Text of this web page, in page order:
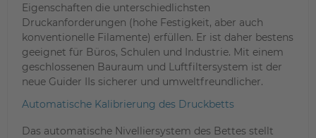
Eigenschaften die unterschiedlichsten
Druckanforderungen (hohe Festigkeit, aber auch
konventionelle Filamente) erfüllen. Er ist daher bestens
geeignet für Büros, Schulen und Industrie. Mit einem
geschlossenen Bauraum und Luftfiltersystem ist der
neue Guider IIs sicherer und umweltfreundlicher.
Automatische Kalibrierung des Druckbetts
Das automatische Nivelliersystem des Bettes stellt